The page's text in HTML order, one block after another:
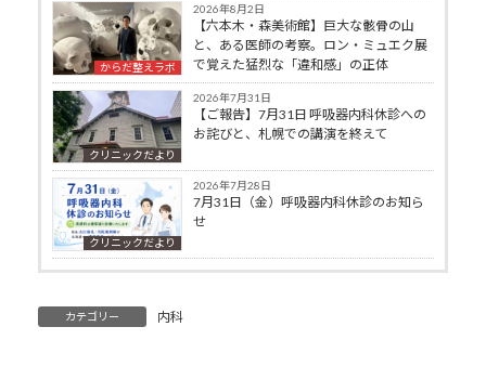
からだ整えラボ
2026年8月2日
【六本木・森美術館】巨大な骸骨の山
と、ある医師の考察。ロン・ミュエク展
で覚えた猛烈な「違和感」の正体
クリニックだより
2026年7月31日
【ご報告】7月31日 呼吸器内科休診への
お詫びと、札幌での講演を終えて
クリニックだより
2026年7月28日
7月31日（金）呼吸器内科休診のお知ら
せ
カテゴリー 内科